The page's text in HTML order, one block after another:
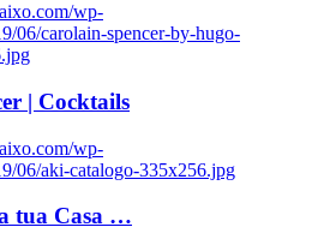
wp-
06/carolain-spencer-by-hugo-
| Cocktails
wp-
06/aki-catalogo-335x256.jpg
tua Casa …